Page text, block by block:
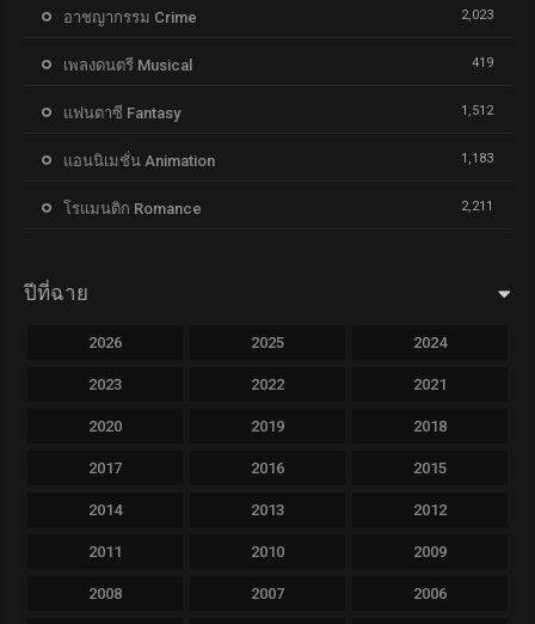
อาชญากรรม Crime 2,023
เพลงดนตรี Musical 419
แฟนตาซี Fantasy 1,512
แอนนิเมชั่น Animation 1,183
โรแมนติก Romance 2,211
ปีที่ฉาย
2026 2025 2024
2023 2022 2021
2020 2019 2018
2017 2016 2015
2014 2013 2012
2011 2010 2009
2008 2007 2006